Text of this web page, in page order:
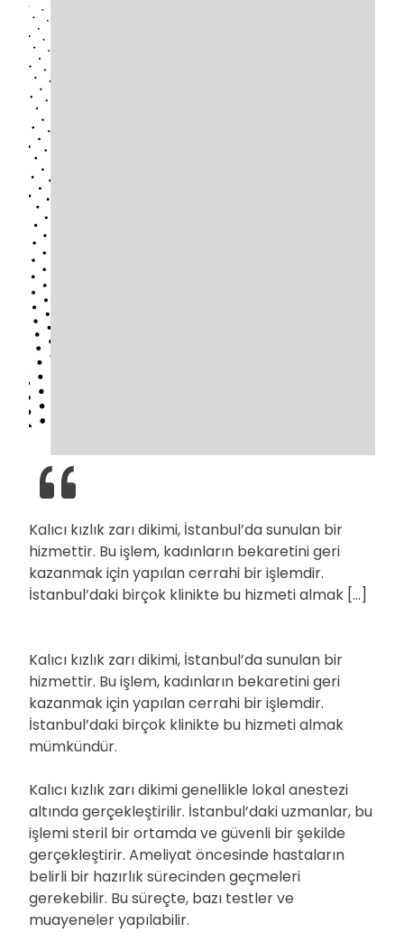
Kalıcı kızlık zarı dikimi, İstanbul’da sunulan bir
hizmettir. Bu işlem, kadınların bekaretini geri
kazanmak için yapılan cerrahi bir işlemdir.
İstanbul’daki birçok klinikte bu hizmeti almak […]
Kalıcı kızlık zarı dikimi, İstanbul’da sunulan bir
hizmettir. Bu işlem, kadınların bekaretini geri
kazanmak için yapılan cerrahi bir işlemdir.
İstanbul’daki birçok klinikte bu hizmeti almak
mümkündür.
Kalıcı kızlık zarı dikimi genellikle lokal anestezi
altında gerçekleştirilir. İstanbul’daki uzmanlar, bu
işlemi steril bir ortamda ve güvenli bir şekilde
gerçekleştirir. Ameliyat öncesinde hastaların
belirli bir hazırlık sürecinden geçmeleri
gerekebilir. Bu süreçte, bazı testler ve
muayeneler yapılabilir.